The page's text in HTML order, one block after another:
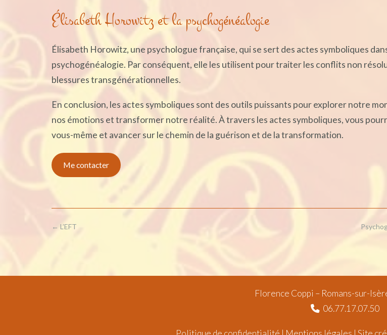
Élisabeth Horowitz et la psychogénéalogie
Élisabeth Horowitz, une psychologue française, qui se sert des actes symboliques
psychogénéalogie. Par conséquent, elle les utilisent pour traiter les conflits non
blessures transgénérationnelles.
En conclusion, les actes symboliques sont des outils puissants pour explorer notre
nos émotions et transformer notre réalité. À travers les actes symboliques, vous
vous-même et avancer sur le chemin de la guérison et de la transformation.
Me contacter
Post
← L’EFT
Florence Coppi – Romans-sur-
06.77.17.07.50